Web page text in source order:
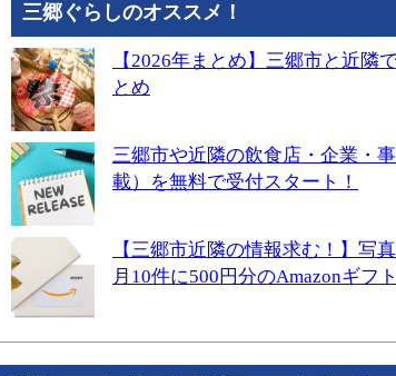
三郷ぐらしのオススメ！
【2026年まとめ】三郷市と近隣
とめ
三郷市や近隣の飲食店・企業・
載）を無料で受付スタート！
【三郷市近隣の情報求む！】写
月10件に500円分のAmazonギフ